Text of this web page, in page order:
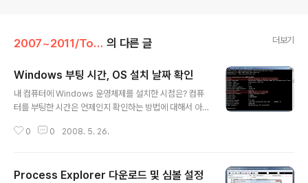
2007~2011/Tools 의 다른 글 더보기
Windows 부팅 시간, OS 설치 날짜 확인
내 컴퓨터에 Windows 운영체제를 설치한 시점은? 컴퓨
터를 부팅한 시간은 언제인지 확인하는 방법에 대해서 아
T STATS SRV Server Statistics 정보를 확인합니다.
카운터(perfmon.exe)를 이용할 수 있습니다. system
0 0 2008. 5. 26.
Process Explorer 다운로드 및 심볼 설정